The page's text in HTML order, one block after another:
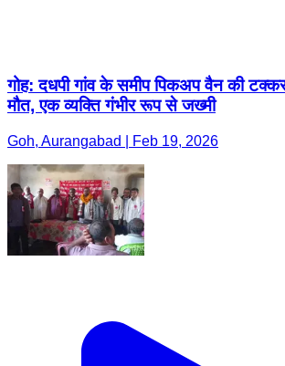
गोह: दधपी गांव के समीप पिकअप वैन की
मौत, एक व्यक्ति गंभीर रूप से जख्मी
Goh, Aurangabad | Feb 19, 2026